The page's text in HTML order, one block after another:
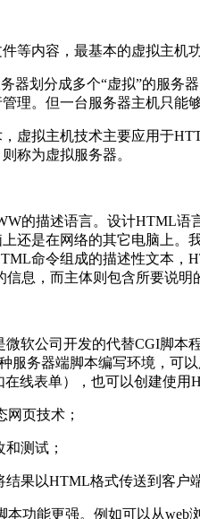
等内容，最基本的虚拟主机
器划分成多个“虚拟”的服
理。但一台服务器主机只能
虚拟主机技术主要应用于
称为虚拟服务器。
的描述语言。设计HTML
还是在网络的其它电脑上。
命令组成的描述性文本
信息，而主体则包含所要说
微软公司开发的代替CGI
服务器端脚本编写环境，
线表单），也可以创建使
网页技术；
测试；
果以HTML格式传送到客
本功能更强。例如可以从